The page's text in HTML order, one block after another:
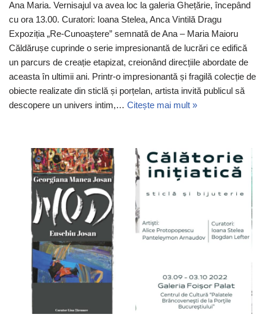
Ana Maria. Vernisajul va avea loc la galeria Ghețărie, începând
cu ora 13.00. Curatori: Ioana Stelea, Anca Vintilă Dragu
Expoziția „Re-Cunoaștere” semnată de Ana – Maria Maioru
Căldărușe cuprinde o serie impresionantă de lucrări ce edifică
un parcurs de creație etapizat, creionând direcțiile abordate de
aceasta în ultimii ani. Printr-o impresionantă și fragilă colecție de
obiecte realizate din sticlă și porțelan, artista invită publicul să
descopere un univers intim,… Citește mai mult »